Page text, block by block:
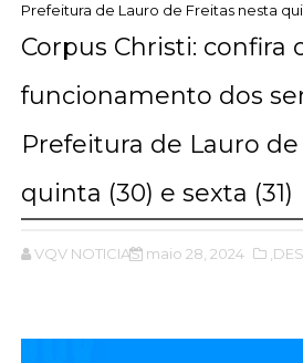
Prefeitura de Lauro de Freitas nesta
Corpus Christi: confira
funcionamento dos
Prefeitura de Lauro
quinta (30) e sexta (31)
VQV NOTICIAS maio 28, 2024